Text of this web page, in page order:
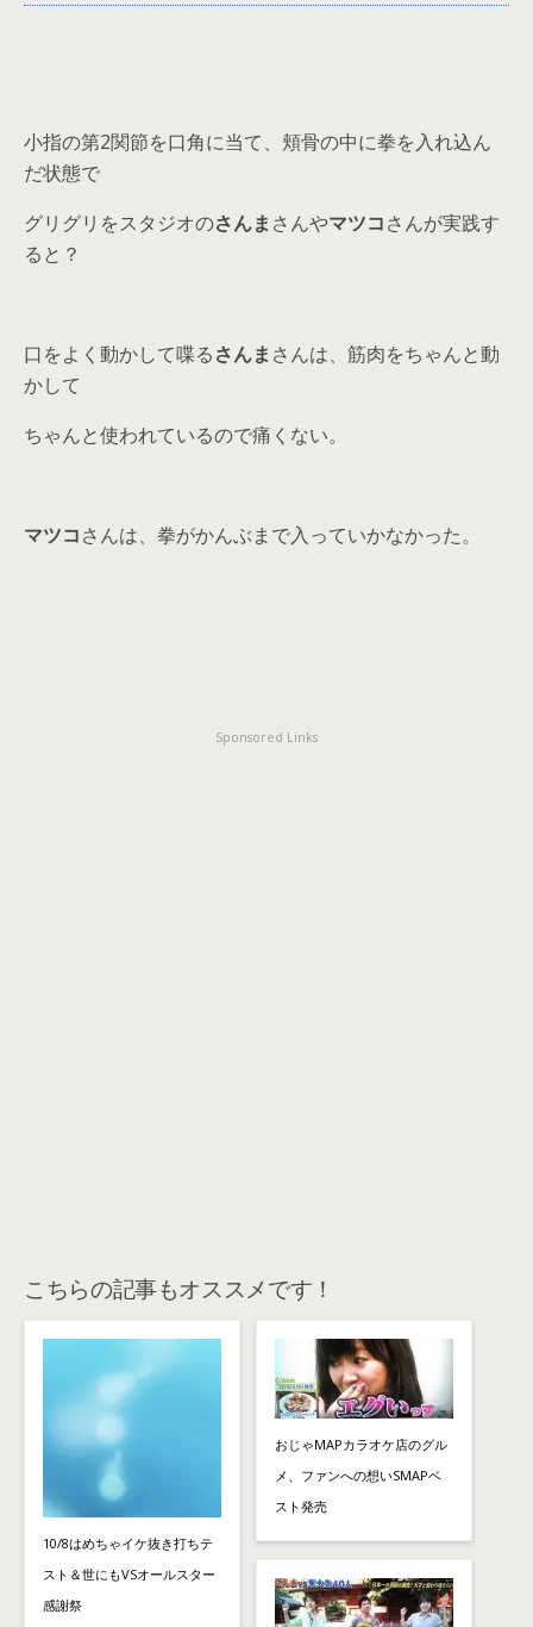
小指の第2関節を口角に当て、頬骨の中に拳を入れ込ん
だ状態で
グリグリをスタジオのさんまさんやマツコさんが実践す
ると？
口をよく動かして喋るさんまさんは、筋肉をちゃんと動
かして
ちゃんと使われているので痛くない。
マツコさんは、拳がかんぶまで入っていかなかった。
Sponsored Links
こちらの記事もオススメです！
10/8はめちゃイケ抜き打ちテ
スト＆世にもVSオールスター
感謝祭
おじゃMAPカラオケ店のグル
メ、ファンへの想いSMAPベ
スト発売